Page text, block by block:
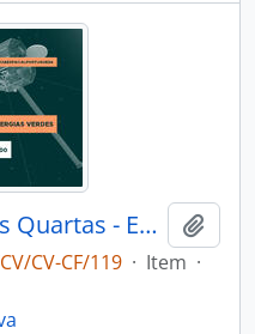
3.ª edição do Espaço às Quartas - Espaço para as energias verdes
CV-CF/119 · Item ·